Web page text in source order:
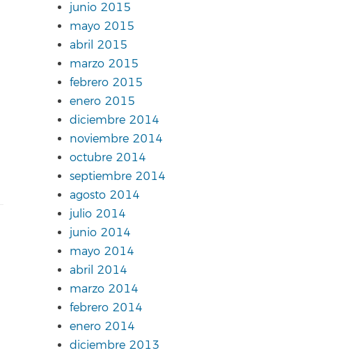
junio 2015
mayo 2015
abril 2015
marzo 2015
febrero 2015
enero 2015
diciembre 2014
noviembre 2014
octubre 2014
septiembre 2014
agosto 2014
julio 2014
junio 2014
mayo 2014
abril 2014
marzo 2014
febrero 2014
enero 2014
diciembre 2013